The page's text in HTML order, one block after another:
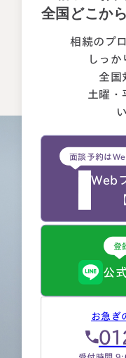
全国どこか
相続のプ
しっか
全国
土曜・
面談予約は
Web
登
公
お急ぎ
受付時間